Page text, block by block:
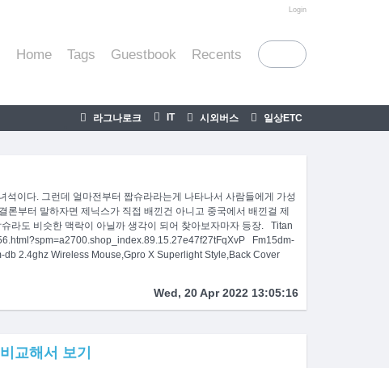
Login
Home Tags Guestbook Recents
라그나로크 IT 시외버스 일상ETC
이다. 그런데 얼마전부터 짭슈라라는게 나타나서 사람들에게 가성
부터 말하자면 제닉스가 직접 배낀건 아니고 중국에서 배낀걸 제
라도 비슷한 맥락이 아닐까 생각이 되어 찾아보자마자 등장. Titan
Fm15dm-
2.4ghz Wireless Mouse,Gpro X Superlight Style,Back Cover
Wed, 20 Apr 2022 13:05:16
교해서 보기
티스토리툴바